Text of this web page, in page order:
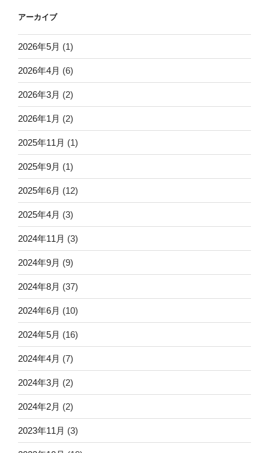
アーカイブ
2026年5月 (1)
2026年4月 (6)
2026年3月 (2)
2026年1月 (2)
2025年11月 (1)
2025年9月 (1)
2025年6月 (12)
2025年4月 (3)
2024年11月 (3)
2024年9月 (9)
2024年8月 (37)
2024年6月 (10)
2024年5月 (16)
2024年4月 (7)
2024年3月 (2)
2024年2月 (2)
2023年11月 (3)